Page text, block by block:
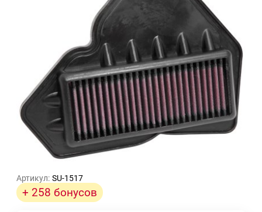
Артикул: SU-1517
+ 258 бонусов